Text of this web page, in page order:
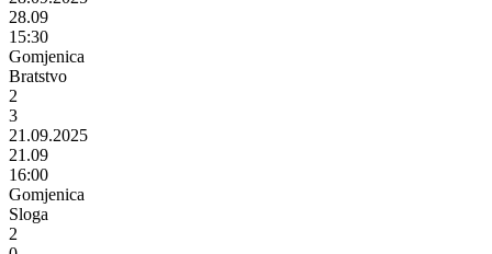
28.09
15:30
Gomjenica
Bratstvo
2
3
21.09.2025
21.09
16:00
Gomjenica
Sloga
2